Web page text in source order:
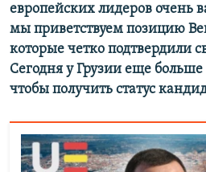
европейских лидеров очень
мы приветствуем позицию
которые четко подтвердили
Сегодня у Грузии еще больше
чтобы получить статус